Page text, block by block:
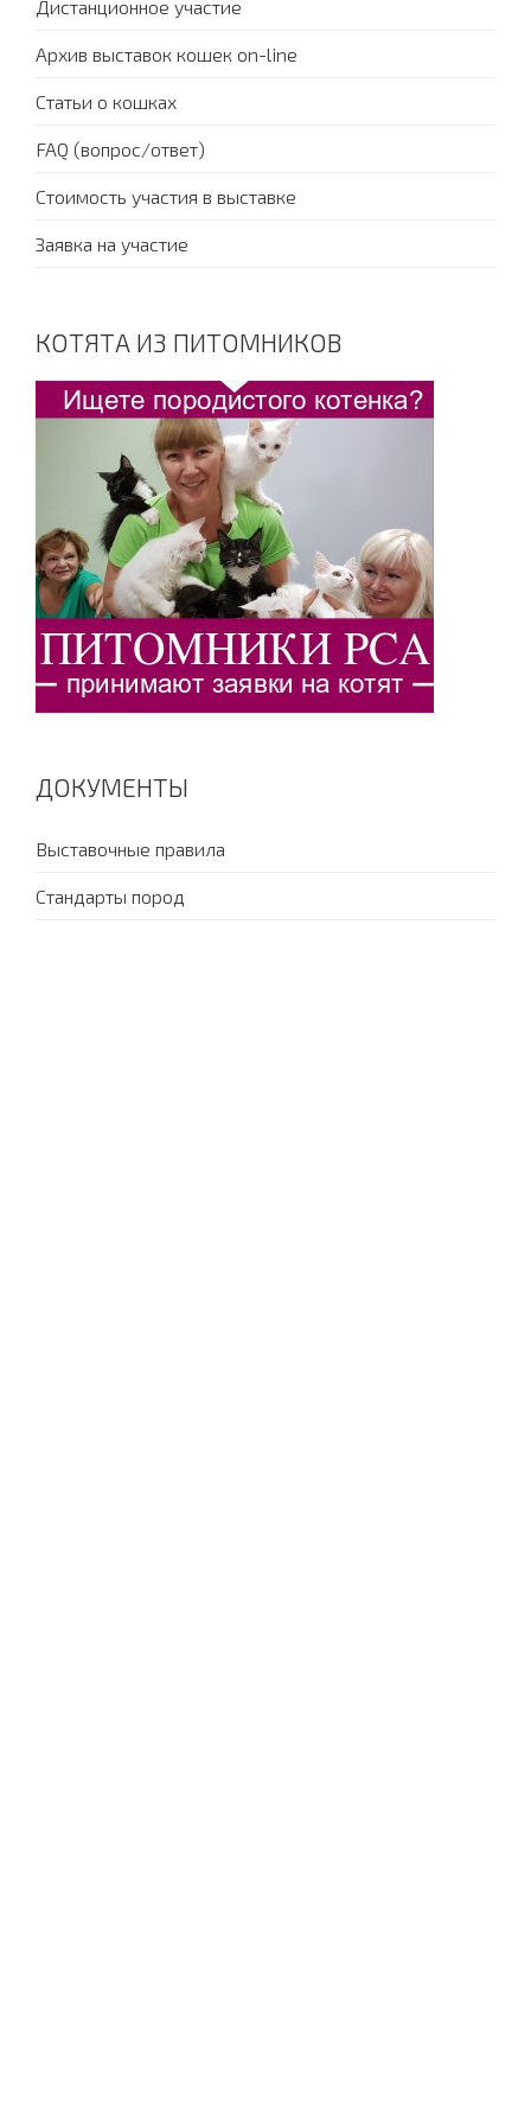
Дистанционное участие
Архив выставок кошек on-line
Статьи о кошках
FAQ (вопрос/ответ)
Стоимость участия в выставке
Заявка на участие
КОТЯТА ИЗ ПИТОМНИКОВ
ДОКУМЕНТЫ
Выставочные правила
Стандарты пород